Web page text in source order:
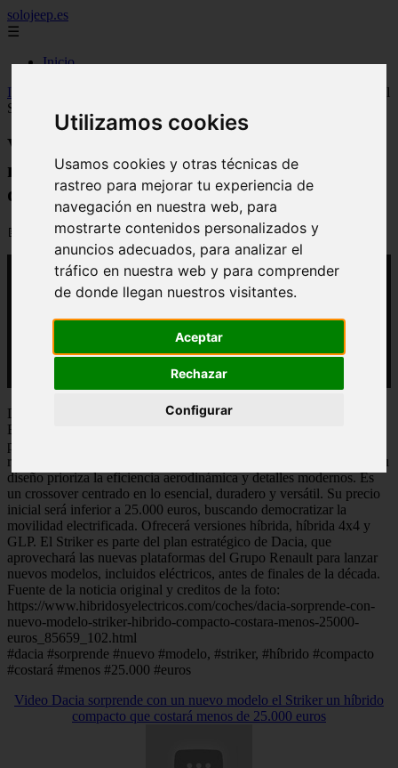
Utilizamos cookies
Usamos cookies y otras técnicas de
rastreo para mejorar tu experiencia de
navegación en nuestra web, para
mostrarte contenidos personalizados y
anuncios adecuados, para analizar el
tráfico en nuestra web y para comprender
de donde llegan nuestros visitantes.
Aceptar
Rechazar
Configurar
solojeep.es
☰
Inicio
Inicio
Video Dacia sorprende con un nuevo modelo el
Striker un híbrido compacto que costará menos de 25.000 euros
Video Dacia sorprende con un nuevo
modelo el Striker un híbrido compacto
que costará menos de 25.000 euros
📅 12/03/2026
Dacia presenta el Striker, un nuevo modelo que complementa al
Bigster. Con 4,62 metros, combina habitabilidad familiar,
polivalencia de berlina y presencia robusta de SUV. Su nombre
refleja un espíritu ambicioso. Se presentará oficialmente en junio. Su
diseño prioriza la eficiencia aerodinámica y detalles modernos. Es
un crossover centrado en lo esencial, duradero y versátil. Su precio
inicial será inferior a 25.000 euros, buscando democratizar la
movilidad electrificada. Ofrecerá versiones híbrida, híbrida 4x4 y
GLP. El Striker es parte del plan estratégico de Dacia, que
aprovechará las nuevas plataformas del Grupo Renault para lanzar
nuevos modelos, incluidos eléctricos, antes de finales de la década.
Fuente de la noticia original y creditos de la foto:
https://www.hibridosyelectricos.com/coches/dacia-sorprende-con-
nuevo-modelo-striker-hibrido-compacto-costara-menos-25000-
euros_85659_102.html
#dacia #sorprende #nuevo #modelo, #striker, #híbrido #compacto
#costará #menos #25.000 #euros
Video Dacia sorprende con un nuevo modelo el Striker un híbrido
compacto que costará menos de 25.000 euros